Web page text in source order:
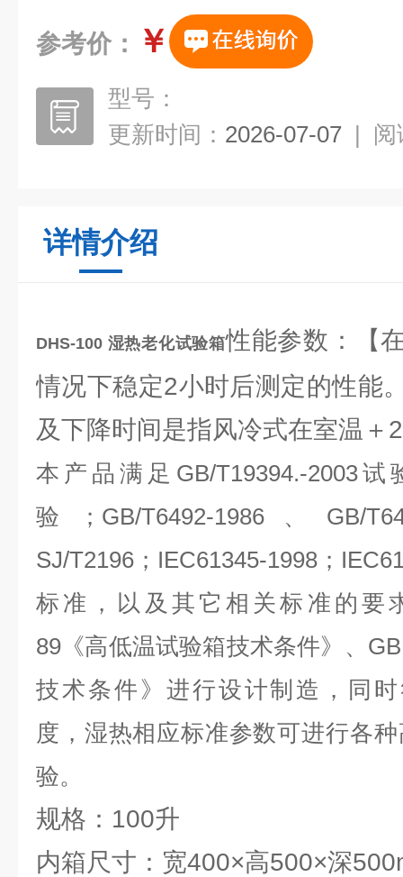
参考价： ￥
型号：
更新时间： 2026-07-07 | 阅
详情介绍
DHS-100 湿热老化试验箱性能参数：【
情况下稳定2小时后测定的性能
及下降时间是指风冷式在室温
本产品满足GB/T19394.-2003试
验；GB/T6492-1986、GB/
SJ/T2196；IEC61345-1998；
标准，以及其它相关标准的要
89《高低温试验箱技术条件》、
技术条件》进行设计制造，同时
度，湿热相应标准参数可进行各
验。
规格：100升
内箱尺寸：宽400×高500×深